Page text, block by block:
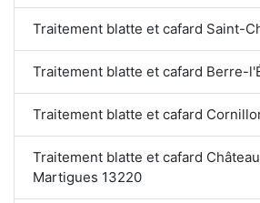
Traitement blatte et cafard Saint-
Traitement blatte et cafard Berre-
Traitement blatte et cafard
Traitement blatte et cafard
Martigues 13220